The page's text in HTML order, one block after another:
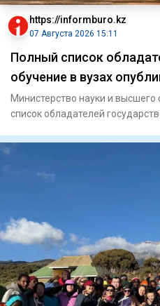
https://informburo.kz
07 Августа 2026 15:11
Полный список
обучение в вузах
Министерство науки и высшего
список обладателей